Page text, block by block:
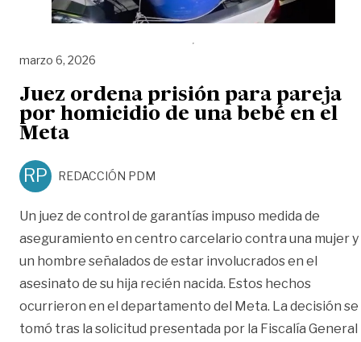
marzo 6, 2026
Juez ordena prisión para pareja
por homicidio de una bebé en el
Meta
RP REDACCIÓN PDM
Un juez de control de garantías impuso medida de
aseguramiento en centro carcelario contra una mujer y
un hombre señalados de estar involucrados en el
asesinato de su hija recién nacida. Estos hechos
ocurrieron en el departamento del Meta. La decisión se
tomó tras la solicitud presentada por la Fiscalía General